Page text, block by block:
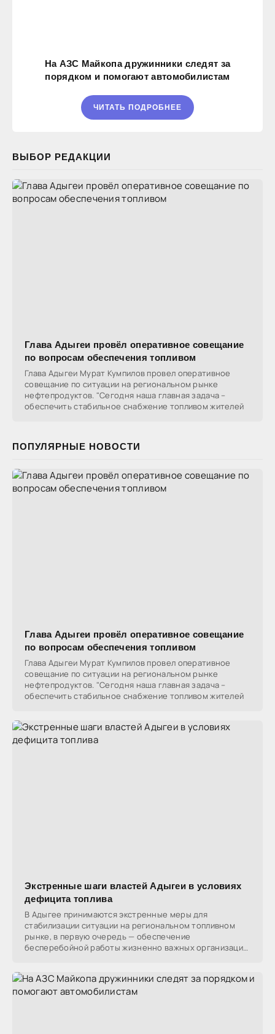
На АЗС Майкопа дружинники следят за
порядком и помогают автомобилистам
ЧИТАТЬ ПОДРОБНЕЕ
ВЫБОР РЕДАКЦИИ
Глава Адыгеи провёл оперативное совещание
по вопросам обеспечения топливом
Глава Адыгеи Мурат Кумпилов провел оперативное
совещание по ситуации на региональном рынке
нефтепродуктов. "Сегодня наша главная задача –
обеспечить стабильное снабжение топливом жителей
ПОПУЛЯРНЫЕ НОВОСТИ
Глава Адыгеи провёл оперативное совещание
по вопросам обеспечения топливом
Глава Адыгеи Мурат Кумпилов провел оперативное
совещание по ситуации на региональном рынке
нефтепродуктов. "Сегодня наша главная задача –
обеспечить стабильное снабжение топливом жителей
Экстренные шаги властей Адыгеи в условиях
дефицита топлива
В Адыгее принимаются экстренные меры для
стабилизации ситуации на региональном топливном
рынке, в первую очередь — обеспечение
бесперебойной работы жизненно важных организаций.